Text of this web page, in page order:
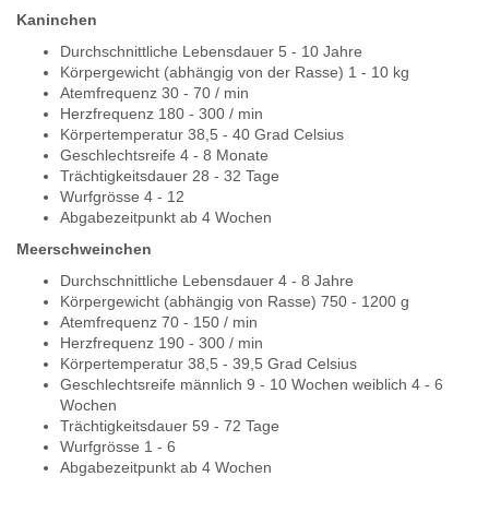
Kaninchen
Durchschnittliche Lebensdauer 5 - 10 Jahre
Körpergewicht (abhängig von der Rasse) 1 - 10 kg
Atemfrequenz 30 - 70 / min
Herzfrequenz 180 - 300 / min
Körpertemperatur 38,5 - 40 Grad Celsius
Geschlechtsreife 4 - 8 Monate
Trächtigkeitsdauer 28 - 32 Tage
Wurfgrösse 4 - 12
Abgabezeitpunkt ab 4 Wochen
Meerschweinchen
Durchschnittliche Lebensdauer 4 - 8 Jahre
Körpergewicht (abhängig von Rasse) 750 - 1200 g
Atemfrequenz 70 - 150 / min
Herzfrequenz 190 - 300 / min
Körpertemperatur 38,5 - 39,5 Grad Celsius
Geschlechtsreife männlich 9 - 10 Wochen weiblich 4 - 6
Wochen
Trächtigkeitsdauer 59 - 72 Tage
Wurfgrösse 1 - 6
Abgabezeitpunkt ab 4 Wochen